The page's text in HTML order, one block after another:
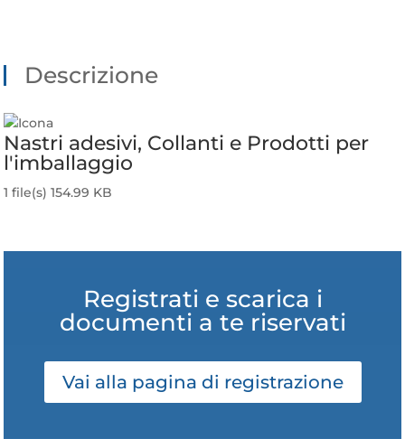
Descrizione
Nastri adesivi, Collanti e Prodotti per
l'imballaggio
1 file(s)154.99 KB
Registrati e scarica i
documenti a te riservati
Vai alla pagina di registrazione